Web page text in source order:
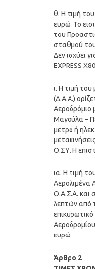
θ. Η τιμή
ευρώ. Το
του
σταθμού
Δεν ισχύει
EXPRESS
ι. Η τιμή
(Δ.Α.Α.)
Αεροδρόμιο
Μαγούλα –
μετρό ή
Ο.ΣΥ. Η
ια. Η τιμή
Αερολιμένα
Ο.Α.Σ.Α. και
λεπτών από
ευρώ.
Άρθρο 2